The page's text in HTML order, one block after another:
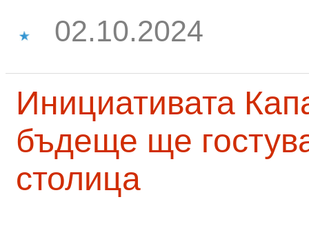
02.10.2024
Инициативата
бъдеще ще
столица